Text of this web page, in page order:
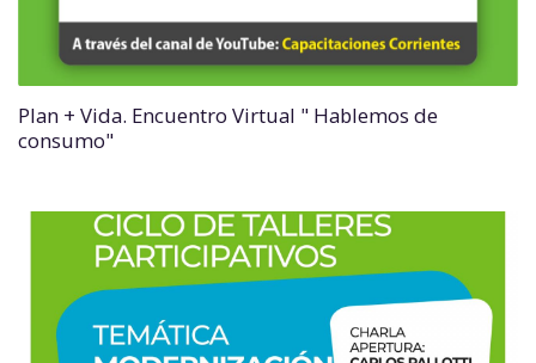
Plan + Vida. Encuentro Virtual " Hablemos de
consumo"